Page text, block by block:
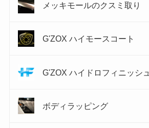
メッキモールのクスミ取り
G'ZOX ハイモースコート
G'ZOX ハイドロフィニッシュ
ボディラッピング